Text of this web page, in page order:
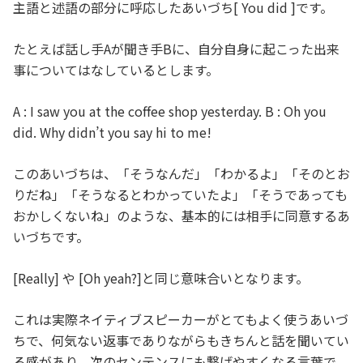
主語と述語の部分に呼応したあいづち[ You did ]です。
たとえば話し手Aが聞き手Bに、自分自身に起こった出来
事についてはなしているとします。
A : I saw you at the coffee shop yesterday. B : Oh you
did. Why didn’t you say hi to me!
このあいづちは、「そうなんだ」「わかるよ」「そのとお
りだね」「そうなるとわかっていたよ」「そうであっても
おかしくないね」のような、基本的には相手に同意するあ
いづちです。
[Really] や [Oh yeah?]と同じ意味合いとなります。
これは実際ネイティブスピーカーがとてもよく使うあいづ
ちで、何気ない返事でありながらもきちんと話を聞いてい